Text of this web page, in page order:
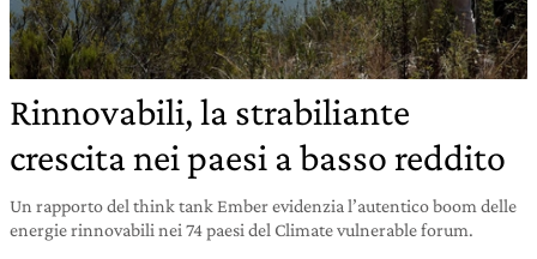
Rinnovabili, la strabiliante
crescita nei paesi a basso reddito
Un rapporto del think tank Ember evidenzia l’autentico boom delle
energie rinnovabili nei 74 paesi del Climate vulnerable forum.